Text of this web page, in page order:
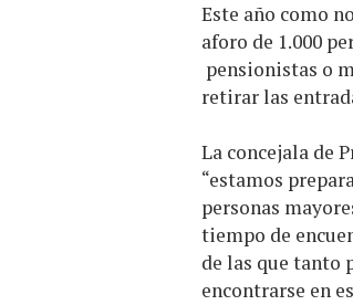
Este año como
aforo de 1.000
pensionistas o
retirar las
La concejala de
“estamos
personas
tiempo de
de las que tanto
encontrarse en